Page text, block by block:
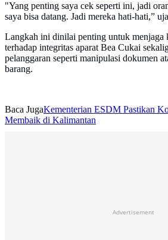
"Yang penting saya cek seperti ini, jadi
saya bisa datang. Jadi mereka hati-hati,”
Langkah ini dinilai penting untuk menjaga
terhadap integritas aparat Bea Cukai
pelanggaran seperti manipulasi dokumen
barang.
Baca JugaKementerian ESDM Pastikan
Membaik di Kalimantan
Advertisement